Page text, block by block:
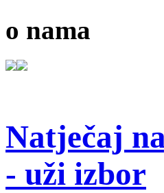
o nama
Natječaj
- uži izbor